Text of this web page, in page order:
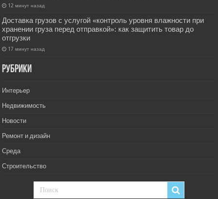
12 минут назад
Доставка грузов с услугой «контроль уровня влажности при
хранении груза перед отправкой»: как защитить товар до
отгрузки
17 минут назад
РУбрики
Интерьер
Недвижимость
Новости
Ремонт и дизайн
Среда
Строительство